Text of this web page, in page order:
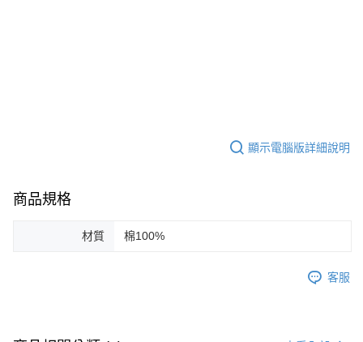
顯示電腦版詳細說明
商品規格
材質 棉100%
客服